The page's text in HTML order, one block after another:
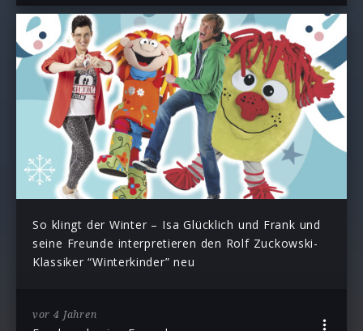
So klingt der Winter – Isa Glücklich und Frank und
seine Freunde interpretieren den Rolf Zuckowski-
Klassiker “Winterkinder” neu
vor 4 Jahren